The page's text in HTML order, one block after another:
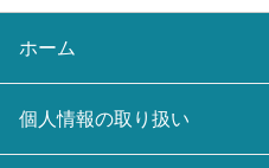
ホーム
個人情報の取り扱い